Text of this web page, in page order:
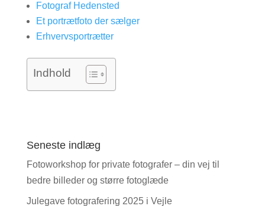
Fotograf Hedensted
Et portrætfoto der sælger
Erhvervsportrætter
Indhold
Seneste indlæg
Fotoworkshop for private fotografer – din vej til
bedre billeder og større fotoglæde
Julegave fotografering 2025 i Vejle